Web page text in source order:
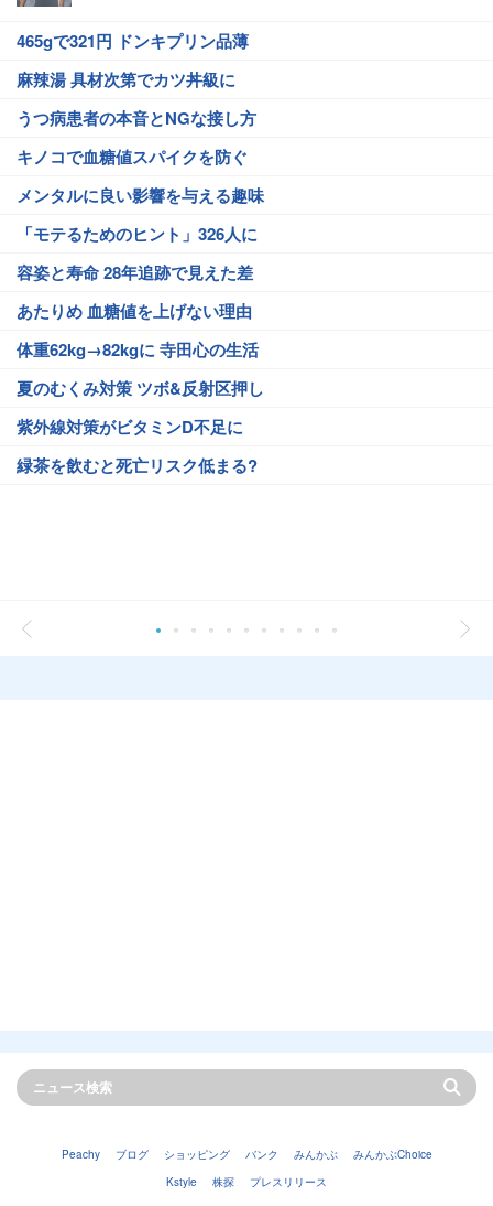
465gで321円 ドンキプリン品薄
麻辣湯 具材次第でカツ丼級に
うつ病患者の本音とNGな接し方
キノコで血糖値スパイクを防ぐ
メンタルに良い影響を与える趣味
「モテるためのヒント」326人に
容姿と寿命 28年追跡で見えた差
あたりめ 血糖値を上げない理由
体重62kg→82kgに 寺田心の生活
夏のむくみ対策 ツボ&反射区押し
紫外線対策がビタミンD不足に
緑茶を飲むと死亡リスク低まる?
Peachy ブログ ショッピング バンク みんかぶ
みんかぶChoice
Kstyle
株探 プレスリリース